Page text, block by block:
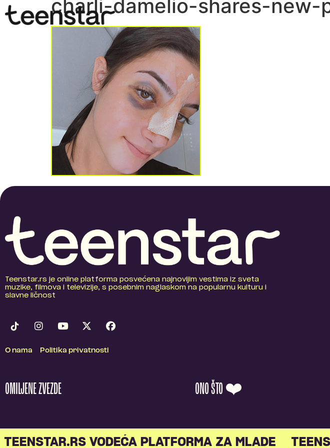
charli-damelio-shares-
Teenstar.rs je online platforma posvećena najnovijim vestima iz sveta
muzike, filmova i televizije, s posebnim naglaskom na popularnu kulturu i
slavne ličnost
O nama Politika privatnosti
OMILJENE ZVEZDE ONO ŠTO ❤️
TEENSTAR.RS VODEĆA PLATFORMA ZA MLADE